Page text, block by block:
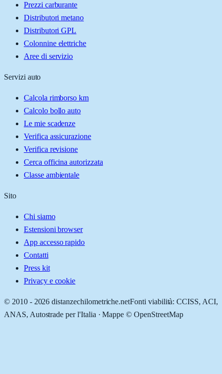
Prezzi carburante
Distributori metano
Distributori GPL
Colonnine elettriche
Aree di servizio
Servizi auto
Calcola rimborso km
Calcolo bollo auto
Le mie scadenze
Verifica assicurazione
Verifica revisione
Cerca officina autorizzata
Classe ambientale
Sito
Chi siamo
Estensioni browser
App accesso rapido
Contatti
Press kit
Privacy e cookie
© 2010 - 2026 distanzechilometriche.netFonti viabilità: CCISS, ACI,
ANAS, Autostrade per l'Italia · Mappe © OpenStreetMap